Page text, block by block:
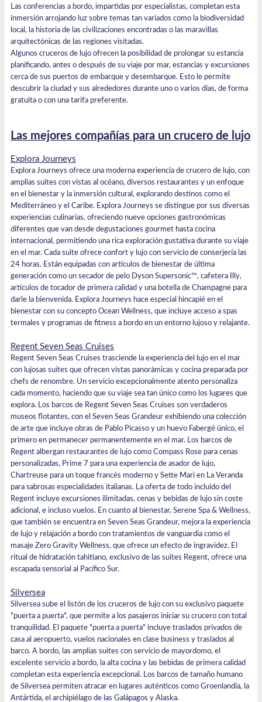
Las conferencias a bordo, impartidas por especialistas, completan esta
inmersión arrojando luz sobre temas tan variados como la biodiversidad
local, la historia de las civilizaciones encontradas o las maravillas
arquitectónicas de las regiones visitadas.
Algunos cruceros de lujo ofrecen la posibilidad de prolongar su estancia
planificando, antes o después de su viaje por mar, estancias y excursiones
cerca de sus puertos de embarque y desembarque. Esto le permite
descubrir la ciudad y sus alrededores durante uno o varios días, de forma
gratuita o con una tarifa preferente.
Las mejores compañías para un crucero de lujo
Explora Journeys
Explora Journeys ofrece una moderna experiencia de crucero de lujo, con
amplias suites con vistas al océano, diversos restaurantes y un enfoque
en el bienestar y la inmersión cultural, explorando destinos como el
Mediterráneo y el Caribe. Explora Journeys se distingue por sus diversas
experiencias culinarias, ofreciendo nueve opciones gastronómicas
diferentes que van desde degustaciones gourmet hasta cocina
internacional, permitiendo una rica exploración gustativa durante su viaje
en el mar. Cada suite ofrece confort y lujo con servicio de conserjería las
24 horas. Están equipadas con artículos de bienestar de última
generación como un secador de pelo Dyson Supersonic™, cafetera Illy,
artículos de tocador de primera calidad y una botella de Champagne para
darle la bienvenida. Explora Journeys hace especial hincapié en el
bienestar con su concepto Ocean Wellness, que incluye acceso a spas
termales y programas de fitness a bordo en un entorno lujoso y relajante.
Regent Seven Seas Cruises
Regent Seven Seas Cruises trasciende la experiencia del lujo en el mar
con lujosas suites que ofrecen vistas panorámicas y cocina preparada por
chefs de renombre. Un servicio excepcionalmente atento personaliza
cada momento, haciendo que su viaje sea tan único como los lugares que
explora. Los barcos de Regent Seven Seas Cruises son verdaderos
museos flotantes, con el Seven Seas Grandeur exhibiendo una colección
de arte que incluye obras de Pablo Picasso y un huevo Fabergé único, el
primero en permanecer permanentemente en el mar. Los barcos de
Regent albergan restaurantes de lujo como Compass Rose para cenas
personalizadas, Prime 7 para una experiencia de asador de lujo,
Chartreuse para un toque francés moderno y Sette Mari en La Veranda
para sabrosas especialidades italianas. La oferta de todo incluido del
Regent incluye excursiones ilimitadas, cenas y bebidas de lujo sin coste
adicional, e incluso vuelos. En cuanto al bienestar, Serene Spa & Wellness,
que también se encuentra en Seven Seas Grandeur, mejora la experiencia
de lujo y relajación a bordo con tratamientos de vanguardia como el
masaje Zero Gravity Wellness, que ofrece un efecto de ingravidez. El
ritual de hidratación tahitiano, exclusivo de las suites Regent, ofrece una
escapada sensorial al Pacífico Sur.
Silversea
Silversea sube el listón de los cruceros de lujo con su exclusivo paquete
"puerta a puerta", que permite a los pasajeros iniciar su crucero con total
tranquilidad. El paquete "puerta a puerta" incluye traslados privados de
casa al aeropuerto, vuelos nacionales en clase business y traslados al
barco. A bordo, las amplias suites con servicio de mayordomo, el
excelente servicio a bordo, la alta cocina y las bebidas de primera calidad
completan esta experiencia excepcional. Los barcos de tamaño humano
de Silversea permiten atracar en lugares auténticos como Groenlandia, la
Antártida, el archipiélago de las Galápagos y Alaska.